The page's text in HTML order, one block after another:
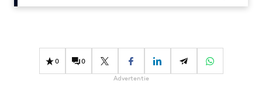
Data & Insights
Digital transformation
0 0
Advertentie